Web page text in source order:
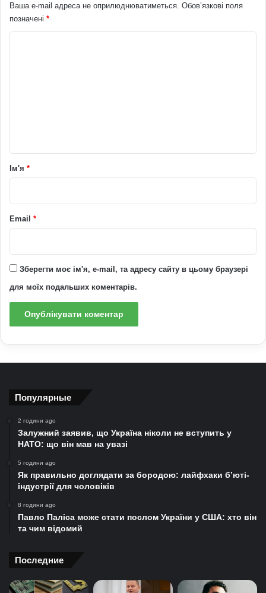
Ваша e-mail адреса не оприлюднюватиметься. Обов’язкові поля
позначені *
р
*
Ім'я *
Email *
Зберегти моє ім'я, e-mail, та адресу сайту в цьому браузері
для моїх подальших коментарів.
Популярные
2 години ago
Залужний заявив, що Україна ніколи не вступить у
НАТО: що він мав на увазі
5 години ago
Як правильно доглядати за бородою: лайфхаки б’юті-
індустрії для чоловіків
8 години ago
Павло Паліса може стати послом України у США: хто він
та чим відомий
Последние